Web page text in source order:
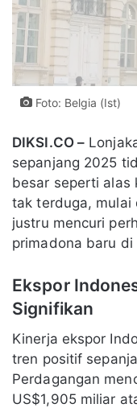
Foto: Belgia (Ist)
DIKSI.CO –
sepanjang 2025
besar seperti alas
tak terduga, mulai
justru mencuri
primadona baru
Ekspor
Signifikan
Kinerja ekspor
tren positif
Perdagangan
US$1,905 miliar